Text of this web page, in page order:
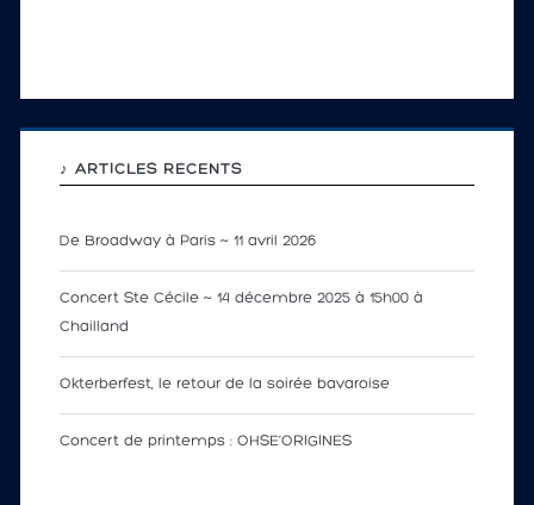
♪ ARTICLES RÉCENTS
De Broadway à Paris ~ 11 avril 2026
Concert Ste Cécile ~ 14 décembre 2025 à 15h00 à
Chailland
Okterberfest, le retour de la soirée bavaroise
Concert de printemps : OHSE’ORIGINES